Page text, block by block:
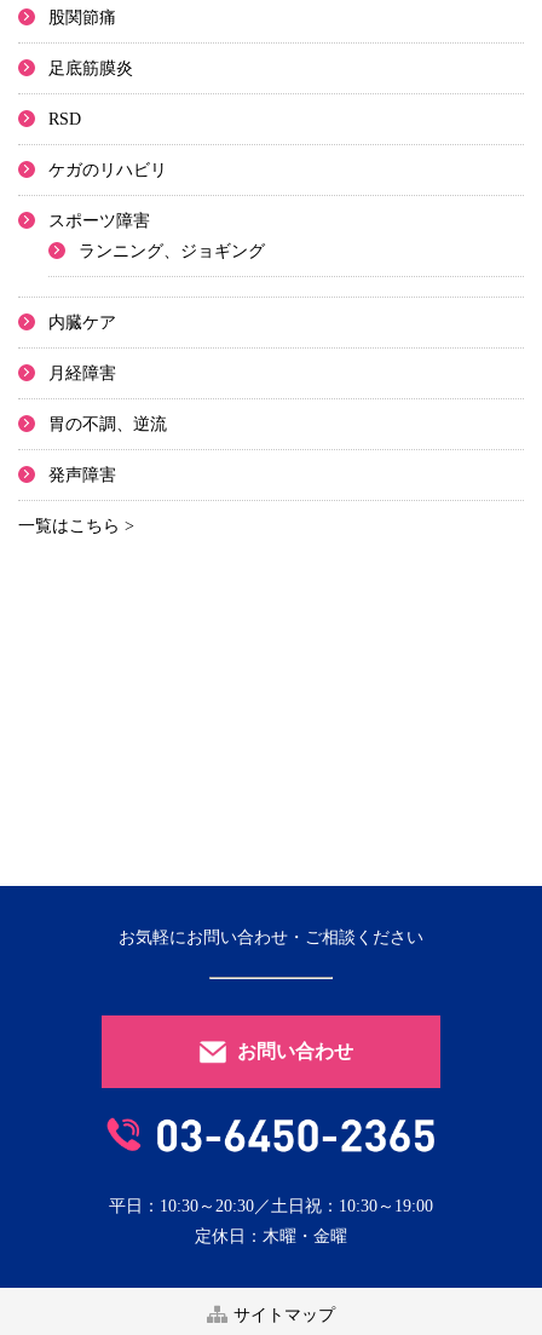
股関節痛
足底筋膜炎
RSD
ケガのリハビリ
スポーツ障害
ランニング、ジョギング
内臓ケア
月経障害
胃の不調、逆流
発声障害
一覧はこちら >
お気軽にお問い合わせ・ご相談ください
お問い合わせ
平日：10:30～20:30／土日祝：10:30～19:00
定休日：木曜・金曜
サイトマップ